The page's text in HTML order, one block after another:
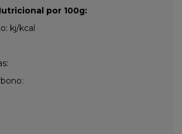
por 100g:
kj/kcal